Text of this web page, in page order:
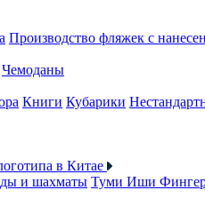
Производство фляжек с
Чемоданы
Книги Кубарики
в Китае
и шахматы Туми Иши